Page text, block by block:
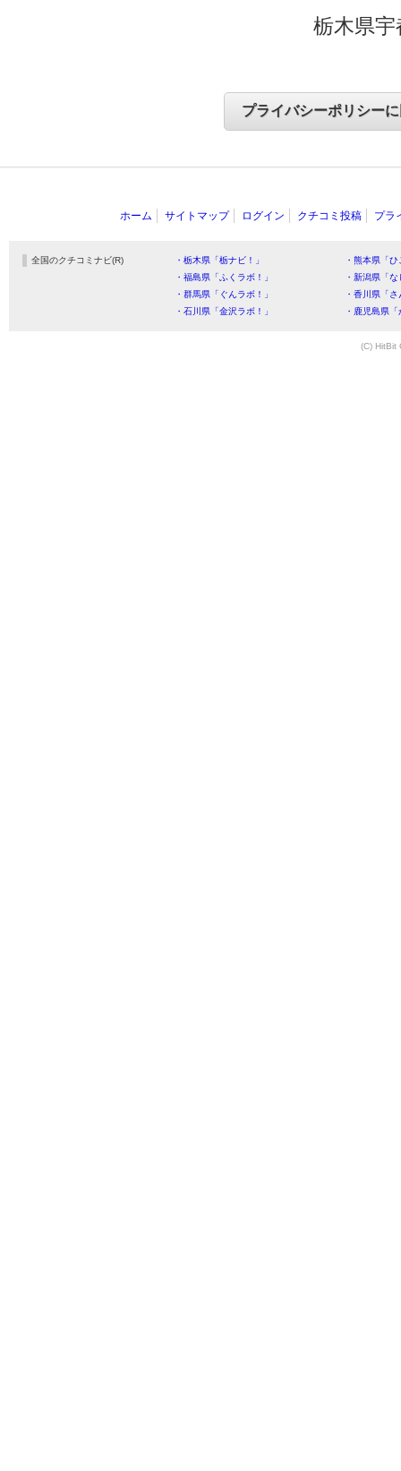
栃木県
ホーム サイトマップ ログイン クチコミ投稿 プラ
全国のクチコミナビ(R) ・栃木県「栃ナビ！」
・熊本県「
・福島県「ふくラボ！」
・新潟県「
・群馬県「ぐんラボ！」
・香川県「
・石川県「金沢ラボ！」
・鹿児島県
(C) HitBit